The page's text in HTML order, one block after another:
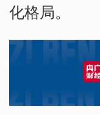
化格局。